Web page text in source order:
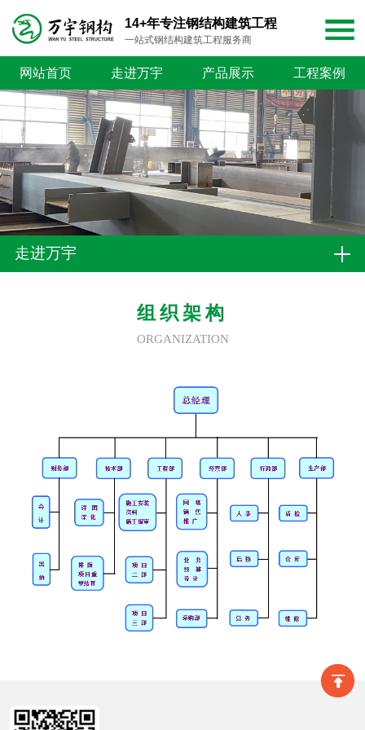
14+年专注钢结构建筑工程
一站式钢结构建筑工程服务商
网站首页 走进万宇 产品展示 工程案例
走进万宇
组织架构
ORGANIZATION